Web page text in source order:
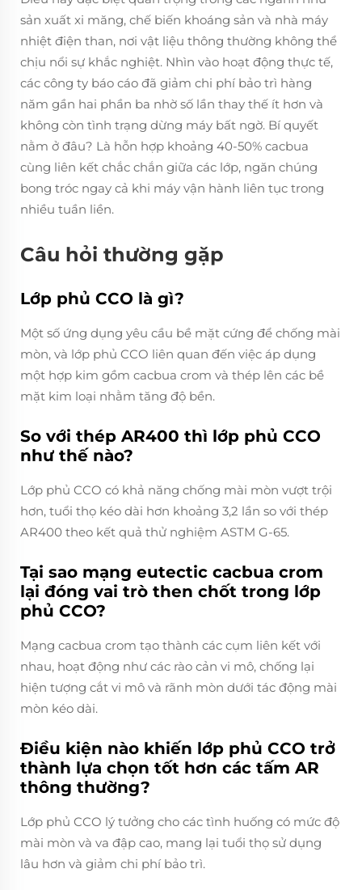
sản xuất xi măng, chế biến khoáng sản và nhà máy
nhiệt điện than, nơi vật liệu thông thường không thể
chịu nổi sự khắc nghiệt. Nhìn vào hoạt động thực tế,
các công ty báo cáo đã giảm chi phí bảo trì hàng
năm gần hai phần ba nhờ số lần thay thế ít hơn và
không còn tình trạng dừng máy bất ngờ. Bí quyết
nằm ở đâu? Là hỗn hợp khoảng 40-50% cacbua
cùng liên kết chắc chắn giữa các lớp, ngăn chúng
bong tróc ngay cả khi máy vận hành liên tục trong
nhiều tuần liền.
Câu hỏi thường gặp
Lớp phủ CCO là gì?
Một số ứng dụng yêu cầu bề mặt cứng để chống mài
mòn, và lớp phủ CCO liên quan đến việc áp dụng
một hợp kim gồm cacbua crom và thép lên các bề
mặt kim loại nhằm tăng độ bền.
So với thép AR400 thì lớp phủ CCO
như thế nào?
Lớp phủ CCO có khả năng chống mài mòn vượt trội
hơn, tuổi thọ kéo dài hơn khoảng 3,2 lần so với thép
AR400 theo kết quả thử nghiệm ASTM G-65.
Tại sao mạng eutectic cacbua crom
lại đóng vai trò then chốt trong lớp
phủ CCO?
Mạng cacbua crom tạo thành các cụm liên kết với
nhau, hoạt động như các rào cản vi mô, chống lại
hiện tượng cắt vi mô và rãnh mòn dưới tác động mài
mòn kéo dài.
Điều kiện nào khiến lớp phủ CCO trở
thành lựa chọn tốt hơn các tấm AR
thông thường?
Lớp phủ CCO lý tưởng cho các tình huống có mức độ
mài mòn và va đập cao, mang lại tuổi thọ sử dụng
lâu hơn và giảm chi phí bảo trì.